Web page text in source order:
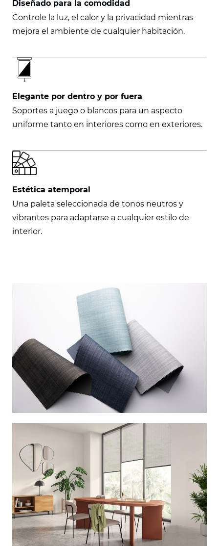
Diseñado para la comodidad
Controle la luz, el calor y la privacidad mientras
mejora el ambiente de cualquier habitación.
Elegante por dentro y por fuera
Soportes a juego o blancos para un aspecto
uniforme tanto en interiores como en exteriores.
Estética atemporal
Una paleta seleccionada de tonos neutros y
vibrantes para adaptarse a cualquier estilo de
interior.